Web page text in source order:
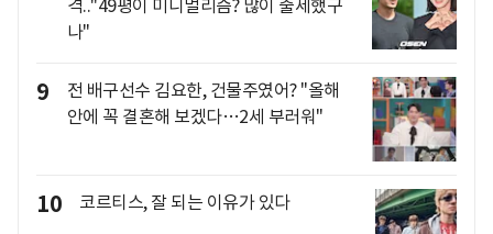
격.."49평이 미니멀리즘? 많이 출세했구
나"
9
전 배구선수 김요한, 건물주였어? "올해
안에 꼭 결혼해 보겠다…2세 부러워"
10 코르티스, 잘 되는 이유가 있다